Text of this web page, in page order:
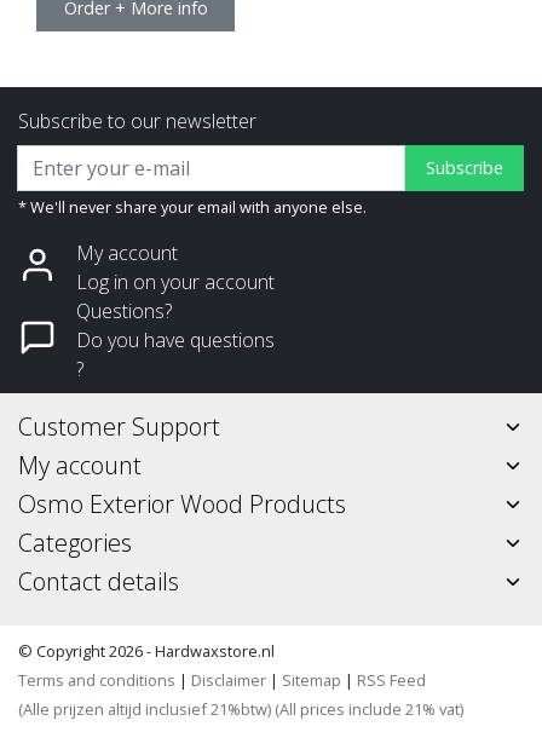
Order + More info
Subscribe to our newsletter
Subscribe
* We'll never share your email with anyone else.
My account
Log in on your account
Questions?
Do you have questions
?
Customer Support
My account
Osmo Exterior Wood Products
Categories
Contact details
© Copyright 2026 - Hardwaxstore.nl
Terms and conditions | Disclaimer | Sitemap | RSS Feed
(Alle prijzen altijd inclusief 21%btw) (All prices include 21% vat)